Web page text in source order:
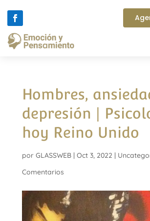
Hombres,
depresión |
hoy Reino Unido
por GLASSWEB| Oct 3, 2022 |
Comentarios